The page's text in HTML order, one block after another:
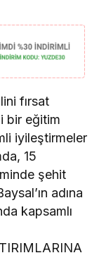
fırsat
bir eğitim
iyileştirmeler
15
şehit
adına
kapsamlı